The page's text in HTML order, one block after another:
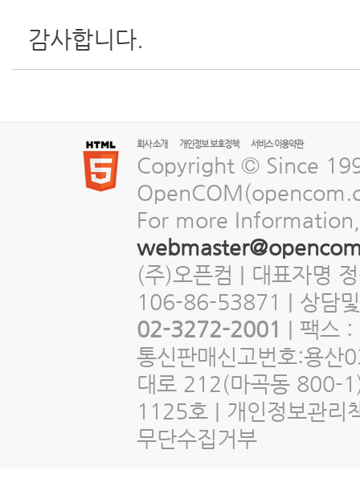
감사합니다.
회사 소개 개인정보 보호정책 서비스 이용약관
Copyright © Since
For more Information,
(주)오픈컴 | 대표자명
106-86-53871 | 상담
02-3272-2001 | 팩스 :
통신판매신고번호:용산
대로 212(마곡동 800-
1125호 | 개인정보관리
무단수집거부